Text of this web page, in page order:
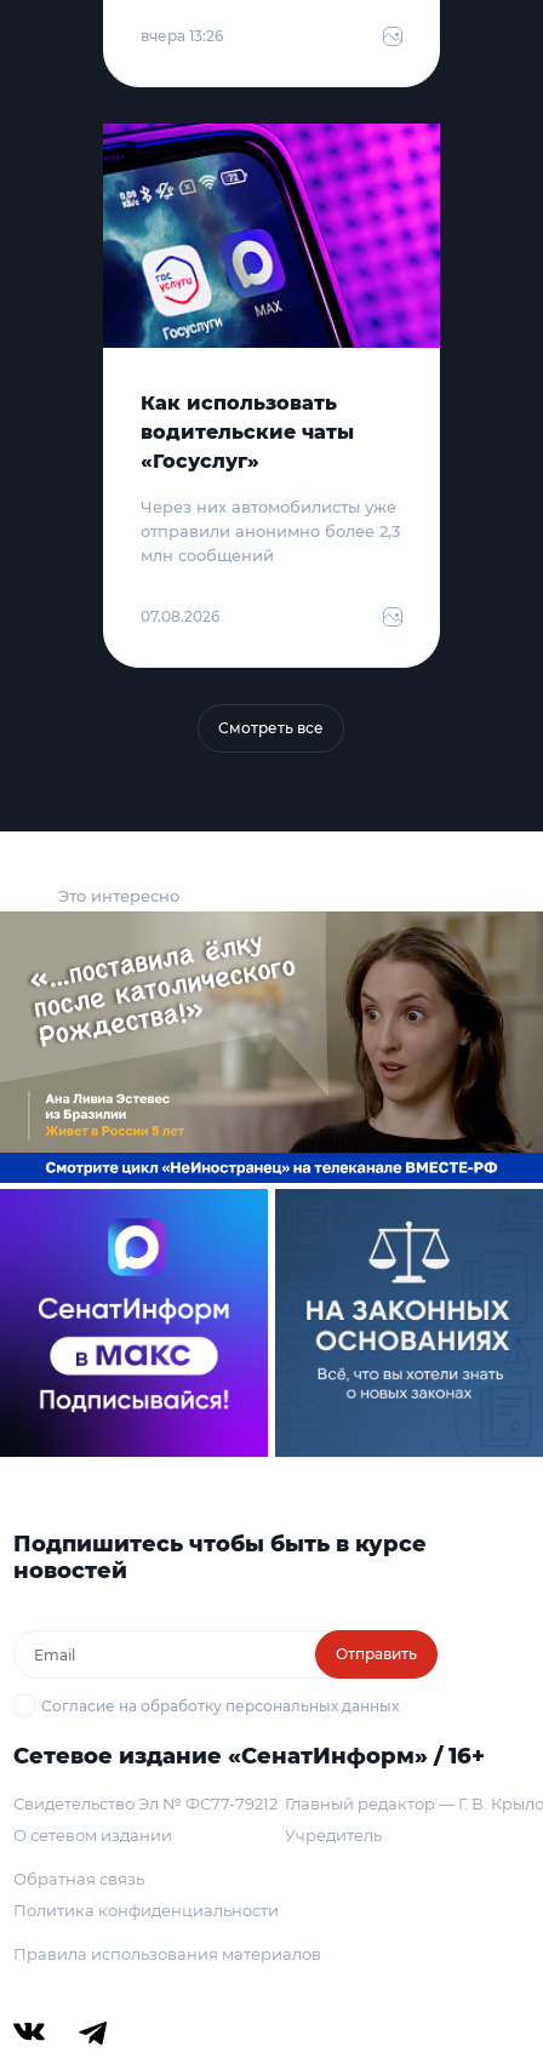
Это интересно
вчера 13:26
Как использовать
водительские чаты
«Госуслуг»
Через них автомобилисты уже
отправили анонимно более 2,3
млн сообщений
07.08.2026
Смотреть все
Подпишитесь чтобы быть в курсе
новостей
Отправить
Согласие на обработку персональных данных
Сетевое издание «СенатИнформ» / 16+
Свидетельство Эл № ФС77-79212
О сетевом издании
Главный редактор — Г. В.
Учредитель
Обратная связь
Политика конфиденциальности
Правила использования материалов